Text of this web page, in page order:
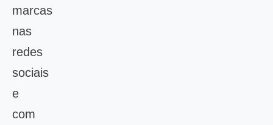
marcas
nas
redes
sociais
e
com